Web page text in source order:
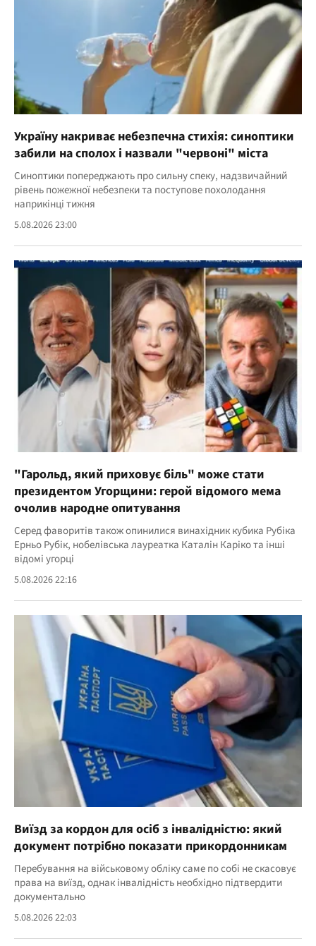
Україну накриває небезпечна стихія: синоптики
забили на сполох і назвали "червоні" міста
Синоптики попереджають про сильну спеку, надзвичайний
рівень пожежної небезпеки та поступове похолодання
наприкінці тижня
5.08.2026 23:00
"Гарольд, який приховує біль" може стати
президентом Угорщини: герой відомого мема
очолив народне опитування
Серед фаворитів також опинилися винахідник кубика Рубіка
Ерньо Рубік, нобелівська лауреатка Каталін Каріко та інші
відомі угорці
5.08.2026 22:16
Виїзд за кордон для осіб з інвалідністю: який
документ потрібно показати прикордонникам
Перебування на військовому обліку саме по собі не скасовує
права на виїзд, однак інвалідність необхідно підтвердити
документально
5.08.2026 22:03